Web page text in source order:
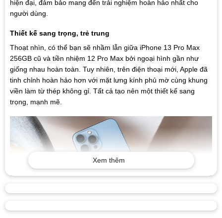
hiện đại, đảm bảo mang đến trải nghiệm hoàn hảo nhất cho
người dùng.
Thiết kế sang trọng, trẻ trung
Thoạt nhìn, có thể bạn sẽ nhầm lẫn giữa iPhone 13 Pro Max
256GB cũ và tiền nhiệm 12 Pro Max bởi ngoại hình gần như
giống nhau hoàn toàn. Tuy nhiên, trên điện thoại mới, Apple đã
tinh chỉnh hoàn hảo hơn với mặt lưng kính phủ mờ cùng khung
viền làm từ thép không gỉ. Tất cả tạo nên một thiết kế sang
trọng, mạnh mẽ.
Xem thêm